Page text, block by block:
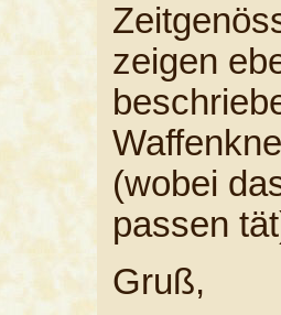
zeigen
(wobei
passen
Gruß,